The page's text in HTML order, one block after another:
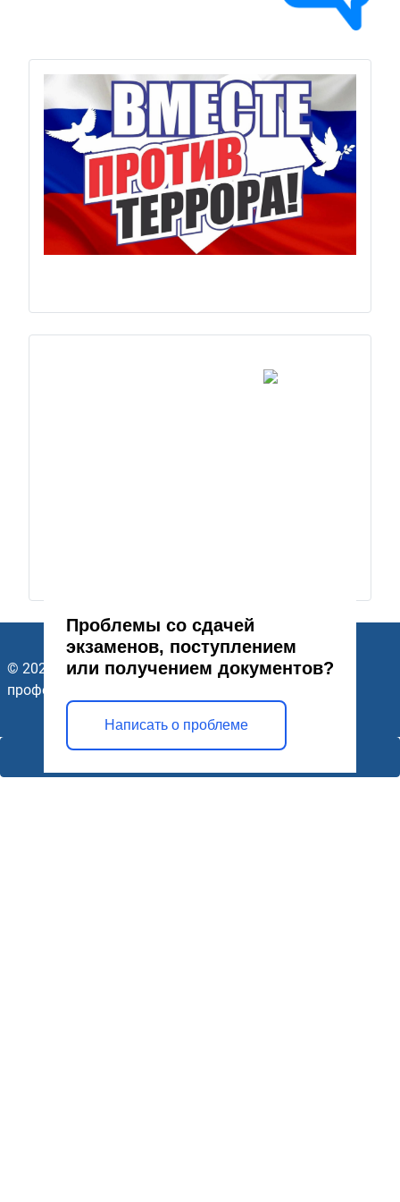
Previous Next
Проблемы со сдачей
экзаменов, поступлением
или получением документов?
Написать о проблеме
© 2026 ГАПОУ Стерлитамакский многопрофильный
профессиональный колледж. Все права защищены.